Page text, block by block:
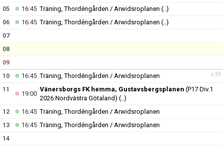
KONTAKT
05
16:45Träning, Thordéngården / Arwidsroplanen (..)
06
16:45Träning, Thordéngården / Arwidsroplanen (..)
07
08
09
v.33
10 16:45Träning, Thordéngården / Arwidsroplanen
11
19:00
Vänersborgs FK hemma, Gustavsbergsplanen (P17 Div.1
2026 Nordvästra Götaland) (..)
12
16:45Träning, Thordéngården / Arwidsroplanen
13
16:45Träning, Thordéngården / Arwidsroplanen
14